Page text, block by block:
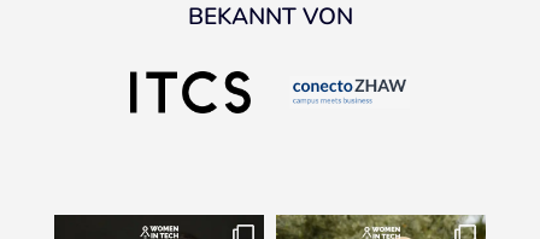
BEKANNT VON